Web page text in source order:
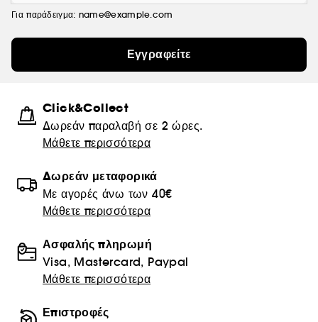
Για παράδειγμα: name@example.com
Εγγραφείτε
Click&Collect
Δωρεάν παραλαβή σε 2 ώρες.
Μάθετε περισσότερα
Δωρεάν μεταφορικά
Με αγορές άνω των 40€
Μάθετε περισσότερα
Ασφαλής πληρωμή
Visa, Mastercard, Paypal
Μάθετε περισσότερα
Επιστροφές